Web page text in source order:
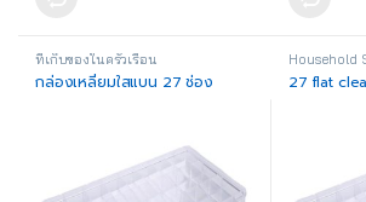
ที่เก็บของในครัวเรือน
กล่องเหลี่ยมใสแบน 27 ช่อง
Household
27 flat